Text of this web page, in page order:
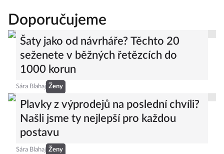
Doporučujeme
Šaty jako od návrháře? Těchto 20
seženete v běžných řetězcích do
1000 korun
Sára Blahaj Ženy
Plavky z výprodejů na poslední chvíli?
Našli jsme ty nejlepší pro každou
postavu
Sára Blahaj Ženy